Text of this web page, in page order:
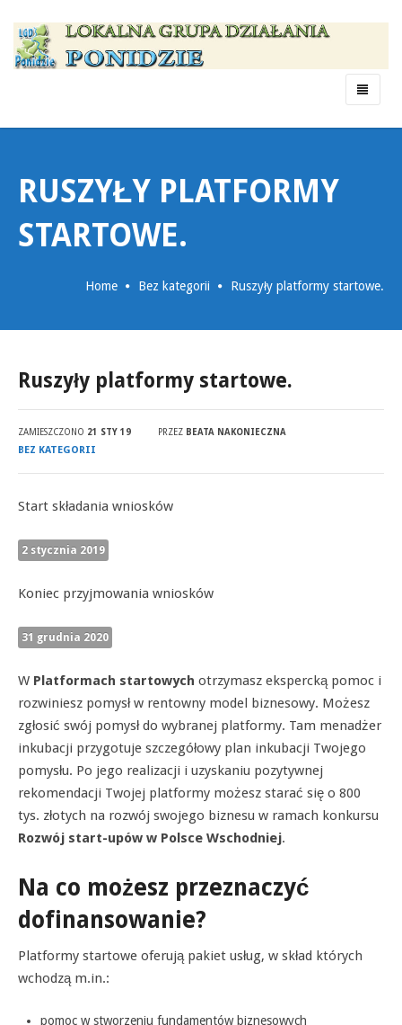
Menu
RUSZYŁY PLATFORMY
STARTOWE.
Home Bez kategorii Ruszyły platformy startowe.
Ruszyły platformy startowe.
ZAMIESZCZONO 21 STY 19 PRZEZ BEATA NAKONIECZNA
BEZ KATEGORII
Start składania wniosków
2 stycznia 2019
Koniec przyjmowania wniosków
31 grudnia 2020
W Platformach startowych otrzymasz ekspercką pomoc i
rozwiniesz pomysł w rentowny model biznesowy. Możesz
zgłosić swój pomysł do wybranej platformy. Tam menadżer
inkubacji przygotuje szczegółowy plan inkubacji Twojego
pomysłu. Po jego realizacji i uzyskaniu pozytywnej
rekomendacji Twojej platformy możesz starać się o 800
tys. złotych na rozwój swojego biznesu w ramach konkursu
Rozwój start-upów w Polsce Wschodniej.
Na co możesz przeznaczyć
dofinansowanie?
Platformy startowe oferują pakiet usług, w skład których
wchodzą m.in.:
pomoc w stworzeniu fundamentów biznesowych